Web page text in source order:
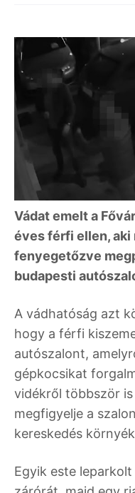
Vádat emelt a
éves férfi ellen,
fenyegetőzve
budapesti
A vádhatóság azt
hogy a férfi
autószalont,
gépkocsikat
vidékről többször
megfigyelje a
kereskedés
Egyik este